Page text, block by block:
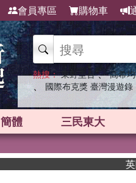
會員專區 購物車
熱搜： 東野圭吾 、 高希
、 國際布克獎 臺灣漫遊錄
簡體 三民東大
英國